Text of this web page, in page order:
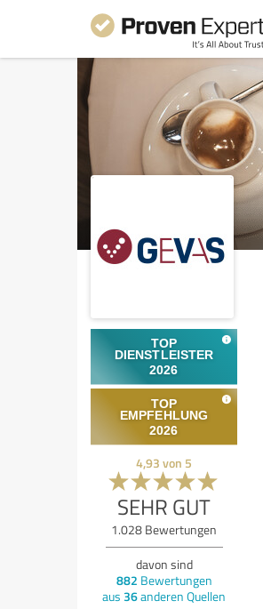
4,93 von 5
SEHR GUT
1.028 Bewertungen
davon sind
882 Bewertungen
aus 36anderen Quellen